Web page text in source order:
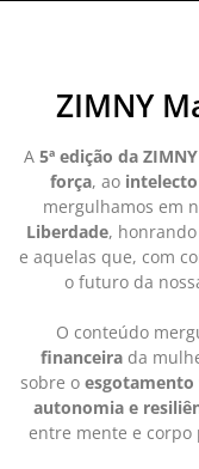
ZIMNY
A 5ª edição da
força, ao intelecto
mergulhamos em
Liberdade,
e aquelas que, com
o futuro da
O conteúdo
financeirada
sobre o
autonomia e
entre mente e corpo